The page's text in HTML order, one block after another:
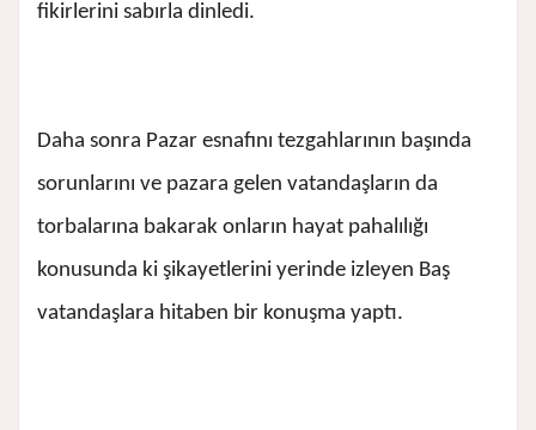
fikirlerini sabırla dinledi.
Daha sonra Pazar esnafını tezgahlarının başında
sorunlarını ve pazara gelen vatandaşların da
torbalarına bakarak onların hayat pahalılığı
konusunda ki şikayetlerini yerinde izleyen Baş
vatandaşlara hitaben bir konuşma yaptı.